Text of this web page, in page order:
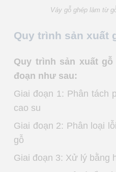
Váy gỗ ghép làm từ
Quy trình sản xuất
Quy trình sản xuất
đoạn như sau:
Giai đoạn 1: Phân tách
cao su
Giai đoạn 2: Phân loại
gỗ
Giai đoạn 3: Xử lý bằng